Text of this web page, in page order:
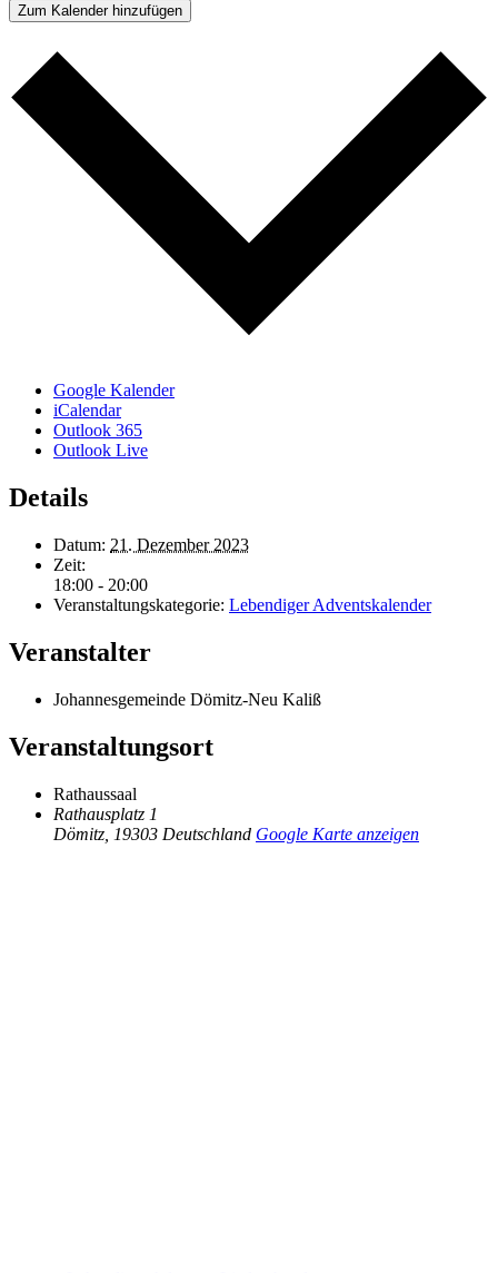
Zum Kalender hinzufügen
Google Kalender
iCalendar
Outlook 365
Outlook Live
Details
Datum: 21. Dezember 2023
Zeit:
18:00 - 20:00
Veranstaltungskategorie: Lebendiger Adventskalender
Veranstalter
Johannesgemeinde Dömitz-Neu Kaliß
Veranstaltungsort
Rathaussaal
Rathausplatz 1
Dömitz 19303 Deutschland Google Karte anzeigen